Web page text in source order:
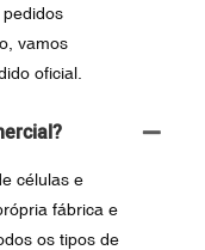
vamos
oficial.
células e
fábrica e
os tipos de